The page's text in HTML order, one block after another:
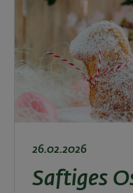
26.02.2026
Saftiges